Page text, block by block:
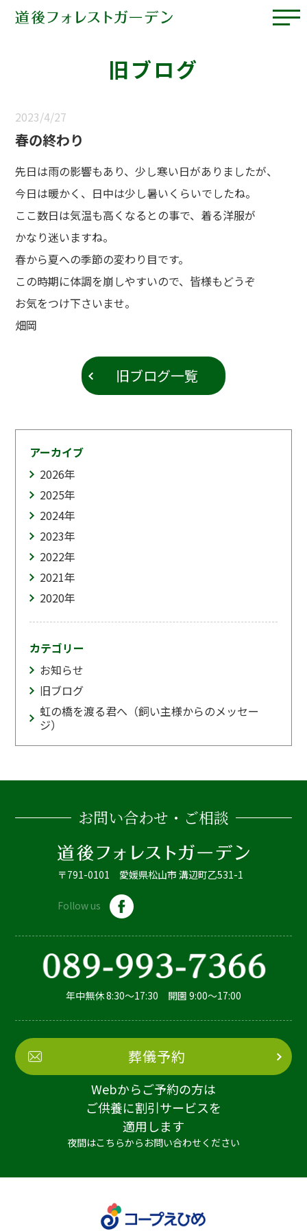
旧ブログ
2023/4/27
春の終わり
先日は雨の影響もあり、少し寒い日がありましたが、
今日は暖かく、日中は少し暑いくらいでしたね。
ここ数日は気温も高くなるとの事で、着る洋服が
かなり迷いますね。
春から夏への季節の変わり目です。
この時期に体調を崩しやすいので、皆様もどうぞ
お気をつけ下さいませ。
畑岡
旧ブログ一覧
アーカイブ
2026年
2025年
2024年
2023年
2022年
2021年
2020年
カテゴリー
お知らせ
旧ブログ
虹の橋を渡る君へ（飼い主様からのメッセー
ジ）
お問い合わせ・ご相談
〒791-0101 愛媛県松山市 溝辺町乙531-1
Follow us
年中無休 8:30～17:30 開園 9:00～17:00
葬儀予約
Webからご予約の方は
ご供養に割引サービスを
適用します
夜間はこちらからお問い合わせください